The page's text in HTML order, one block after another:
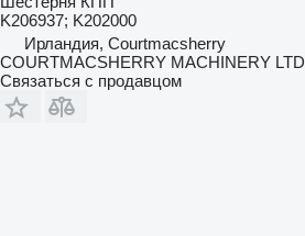
K206937; K202000
Ирландия, Courtmacsherry
COURTMACSHERRY MACHINERY LTD
Связаться с продавцом